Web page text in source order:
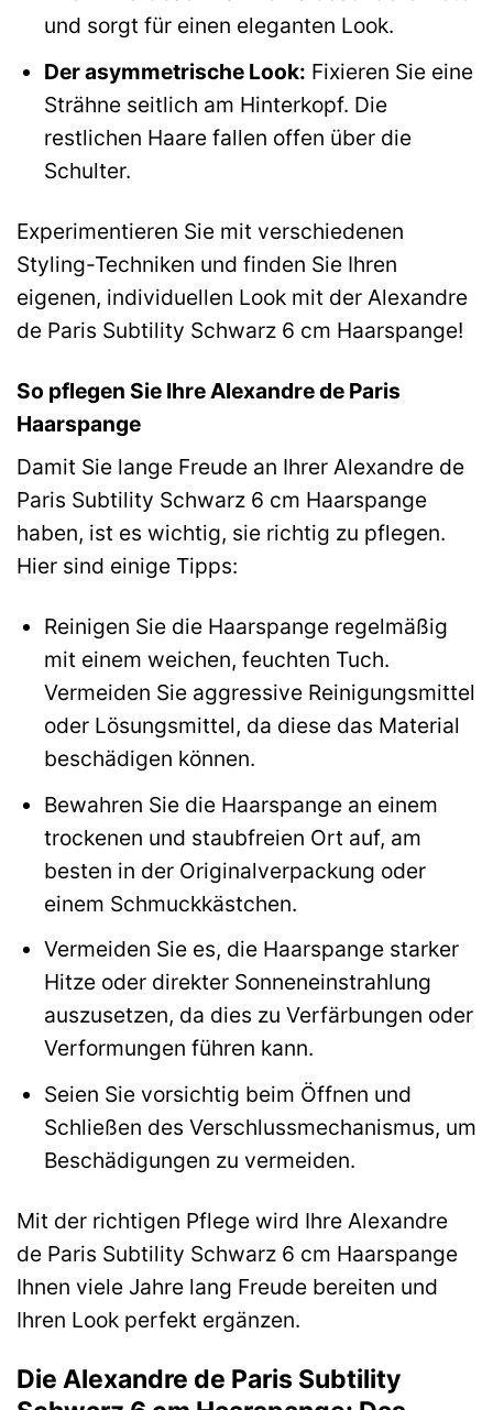
und sorgt für einen eleganten Look.
Der asymmetrische Look: Fixieren Sie eine
Strähne seitlich am Hinterkopf. Die
restlichen Haare fallen offen über die
Schulter.
Experimentieren Sie mit verschiedenen
Styling-Techniken und finden Sie Ihren
eigenen, individuellen Look mit der Alexandre
de Paris Subtility Schwarz 6 cm Haarspange!
So pflegen Sie Ihre Alexandre de Paris
Haarspange
Damit Sie lange Freude an Ihrer Alexandre de
Paris Subtility Schwarz 6 cm Haarspange
haben, ist es wichtig, sie richtig zu pflegen.
Hier sind einige Tipps:
Reinigen Sie die Haarspange regelmäßig
mit einem weichen, feuchten Tuch.
Vermeiden Sie aggressive Reinigungsmittel
oder Lösungsmittel, da diese das Material
beschädigen können.
Bewahren Sie die Haarspange an einem
trockenen und staubfreien Ort auf, am
besten in der Originalverpackung oder
einem Schmuckkästchen.
Vermeiden Sie es, die Haarspange starker
Hitze oder direkter Sonneneinstrahlung
auszusetzen, da dies zu Verfärbungen oder
Verformungen führen kann.
Seien Sie vorsichtig beim Öffnen und
Schließen des Verschlussmechanismus, um
Beschädigungen zu vermeiden.
Mit der richtigen Pflege wird Ihre Alexandre
de Paris Subtility Schwarz 6 cm Haarspange
Ihnen viele Jahre lang Freude bereiten und
Ihren Look perfekt ergänzen.
Die Alexandre de Paris Subtility